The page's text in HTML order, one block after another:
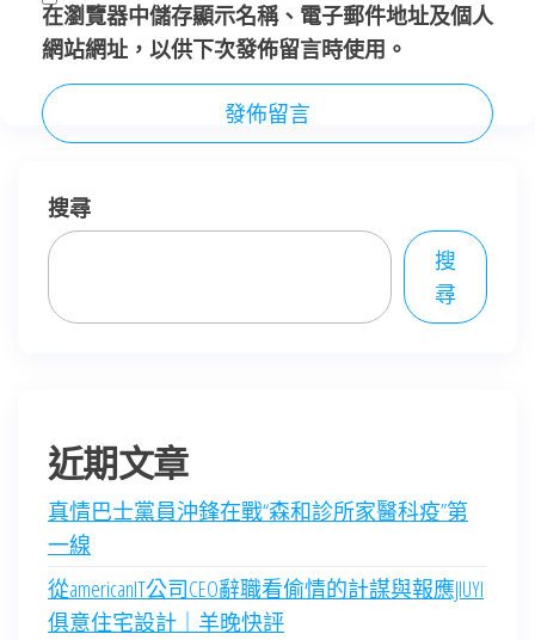
在瀏覽器中儲存顯示名稱、電子郵件地址及個人
網站網址，以供下次發佈留言時使用。
搜尋
搜
尋
近期文章
真情巴士黨員沖鋒在戰“森和診所家醫科疫”第
一線
從americanIT公司CEO辭職看偷情的計謀與報應JIUYI
俱意住宅設計｜羊晚快評